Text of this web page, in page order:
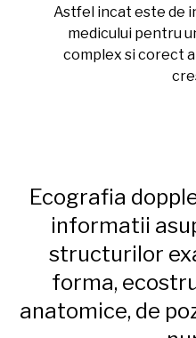
Astfel incat este de
medicului pentru
complex si corect
Ecografia
informatii
structurilor
forma,
anatomice, de